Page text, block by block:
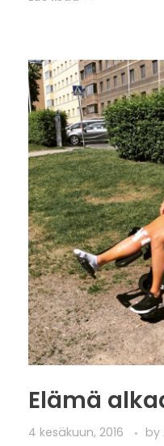
Elämä
4 kesäkuun, 2016 by